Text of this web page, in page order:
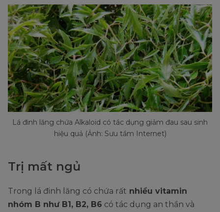
Lá đinh lăng chứa Alkaloid có tác dụng giảm đau sau sinh
hiệu quả (Ảnh: Sưu tầm Internet)
Trị mất ngủ
Trong lá đinh lăng có chứa rất nhiều vitamin
nhóm B như B1, B2, B6 có tác dụng an thần và